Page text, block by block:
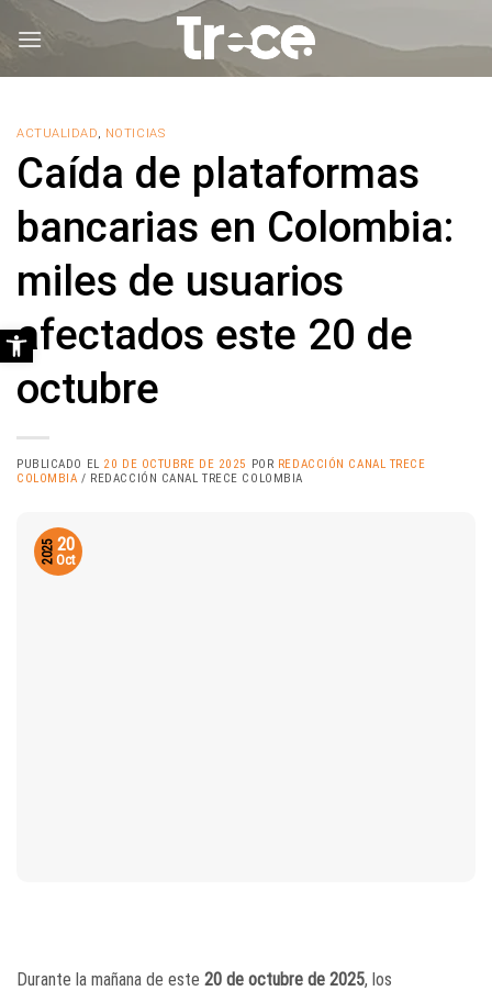
ACTUALIDAD, NOTICIAS
Caída de plataformas
bancarias en Colombia:
miles de usuarios
afectados este 20 de
octubre
PUBLICADO EL 20 DE OCTUBRE DE 2025 POR REDACCIÓN CANAL TRECE
COLOMBIA / REDACCIÓN CANAL TRECE COLOMBIA
20
Oct
2025
Durante la mañana de este 20 de octubre de 2025, los
Abrir barra de herramientas